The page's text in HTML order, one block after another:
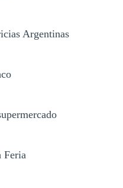
Argentinas
Feria